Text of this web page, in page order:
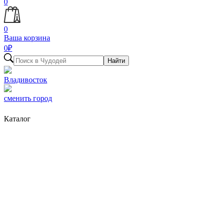
0
Ваша корзина
0₽
Найти
Владивосток
сменить город
Каталог